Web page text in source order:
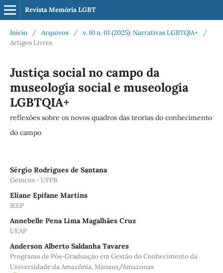
Revista Memória LGBT
Início / Arquivos / v. 10 n. 01 (2025): Narrativas LGBTQIA+
/
Artigos Livres
Justiça social no campo da
museologia social e museologia
LGBTQIA+
reflexões sobre os novos quadros das teorias do conhecimento
do campo
Sérgio Rodrigues de Santana
Geincos - UFPB
Eliane Epifane Martins
IEEP
Annebelle Pena Lima Magalhães Cruz
UEAP
Anderson Alberto Saldanha Tavares
Programa de Pós-Graduação em Gestão do Conhecimento da
Universidade da Amazônia, Manaus/Amazonas